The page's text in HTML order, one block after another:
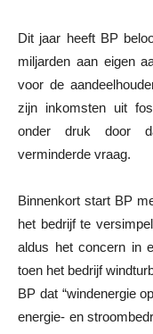
Dit jaar heeft BP
miljarden aan eigen
voor de
zijn inkomsten uit
onder druk door
verminderde vraag.
Binnenkort start BP
het bedrijf te
aldus het concern in
toen het bedrijf
BP dat “windenergie
energie- en